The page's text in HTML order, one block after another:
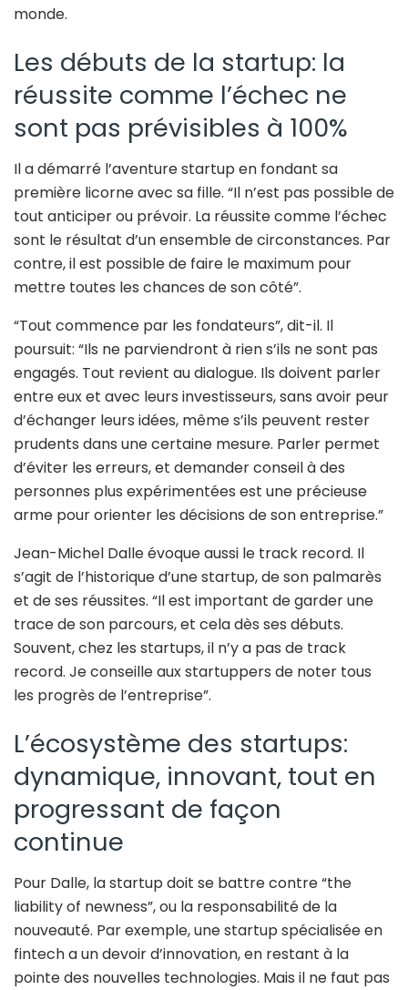
monde.
Les débuts de la startup: la
réussite comme l’échec ne
sont pas prévisibles à 100%
Il a démarré l’aventure startup en fondant sa
première licorne avec sa fille. “Il n’est pas possible de
tout anticiper ou prévoir. La réussite comme l’échec
sont le résultat d’un ensemble de circonstances. Par
contre, il est possible de faire le maximum pour
mettre toutes les chances de son côté”.
“Tout commence par les fondateurs”, dit-il. Il
poursuit: “Ils ne parviendront à rien s’ils ne sont pas
engagés. Tout revient au dialogue. Ils doivent parler
entre eux et avec leurs investisseurs, sans avoir peur
d’échanger leurs idées, même s’ils peuvent rester
prudents dans une certaine mesure. Parler permet
d’éviter les erreurs, et demander conseil à des
personnes plus expérimentées est une précieuse
arme pour orienter les décisions de son entreprise.”
Jean-Michel Dalle évoque aussi le track record. Il
s’agit de l’historique d’une startup, de son palmarès
et de ses réussites. “Il est important de garder une
trace de son parcours, et cela dès ses débuts.
Souvent, chez les startups, il n’y a pas de track
record. Je conseille aux startuppers de noter tous
les progrès de l’entreprise”.
L’écosystème des startups:
dynamique, innovant, tout en
progressant de façon
continue
Pour Dalle, la startup doit se battre contre “the
liability of newness”, ou la responsabilité de la
nouveauté. Par exemple, une startup spécialisée en
fintech a un devoir d’innovation, en restant à la
pointe des nouvelles technologies. Mais il ne faut pas